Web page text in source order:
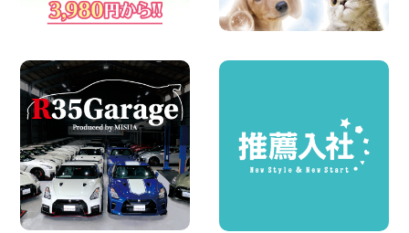
2026年08月07日
旭南本宿町店
100円レンタカー 横浜旭南本宿町
お引越しに便利で最適!(禁煙車両) 香川県
坂出川津店
100円レンタカー 坂出川津
2026年08月07日